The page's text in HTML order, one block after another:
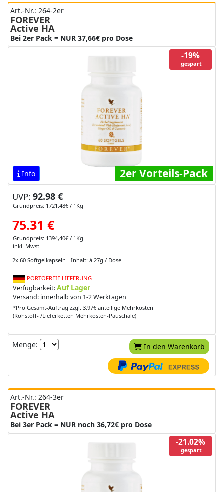
Art.-Nr.: 264-2er
FOREVER
Active HA
Bei 2er Pack = NUR 37,66€ pro Dose
-19%
gespart
Info 2er Vorteils-Pack
UVP: 92.98 €
Grundpreis: 1721.48€ / 1Kg
75.31 €
Grundpreis: 1394,40€ / 1Kg
inkl. Mwst.
2x 60 Softgelkapseln - Inhalt: á 27g / Dose
PORTOFREIE LIEFERUNG
Verfügbarkeit:Auf Lager
Versand: innerhalb von 1-2 Werktagen
*Pro Gesamt-Auftrag zzgl. 3.97€ anteilige Mehrkosten
(Rohstoff- /Lieferketten Mehrkosten-Pauschale)
Menge: In den Warenkorb
Art.-Nr.: 264-3er
FOREVER
Active HA
Bei 3er Pack = NUR noch 36,72€ pro Dose
-21.02%
gespart